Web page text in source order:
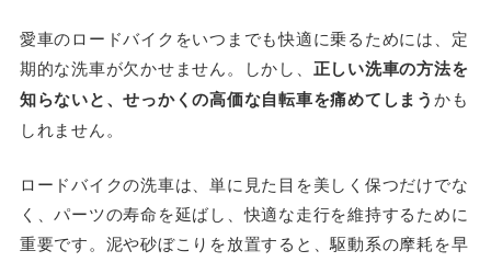
愛車のロードバイクをいつまでも快適に乗るためには、定
期的な洗車が欠かせません。しかし、 正しい洗車の方法を
知らないと、せっかくの高価な自転車を痛めてしまうかも
しれません。
ロードバイクの洗車は、単に見た目を美しく保つだけでな
く、パーツの寿命を延ばし、快適な走行を維持するために
重要です。泥や砂ぼこりを放置すると、駆動系の摩耗を早